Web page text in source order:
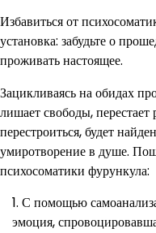
Избавиться от
установка: забудьте о
проживать настоящее.
Зацикливаясь на обидах
лишает свободы, перестает
перестроиться, будет
умиротворение в душе.
психосоматики фурункула:
С помощью
эмоция,